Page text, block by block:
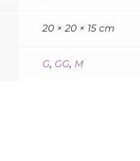
20 × 20 × 15 cm
G, GG, M